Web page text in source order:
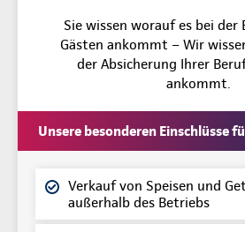
Sie wissen worauf es bei
Gästen ankommt – Wir
der Absicherung Ihrer
ankommt.
Unsere besonderen Einschlüsse
Verkauf von Speisen und
außerhalb des Betriebs